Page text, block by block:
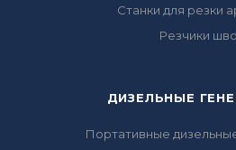
Станки для резки
Резчики
ДИЗЕЛЬНЫЕ
Портативные